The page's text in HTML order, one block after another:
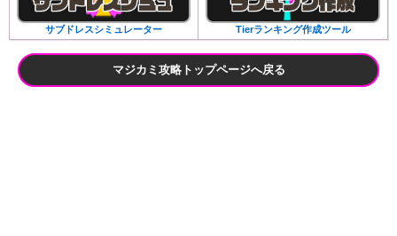
サブドレスシミュレーター Tierランキング作成ツール
マジカミ攻略トップページへ戻る